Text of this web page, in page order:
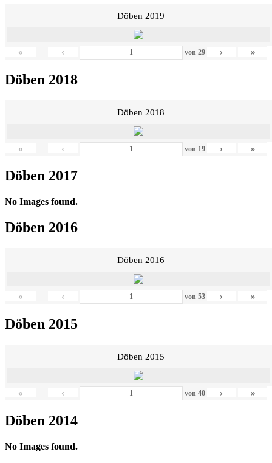
Döben 2019
« ‹ von 29 › »
Döben 2018
Döben 2018
« ‹ von 19 › »
Döben 2017
No Images found.
Döben 2016
Döben 2016
« ‹ von 53 › »
Döben 2015
Döben 2015
« ‹ von 40 › »
Döben 2014
No Images found.